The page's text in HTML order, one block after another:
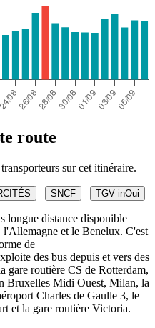
route
sur cet itinéraire.
SNCF TGV inOui
longue distance disponible
l'Allemagne et le Benelux. C'est
de
des bus depuis et vers des
gare routière CS de Rotterdam,
Bruxelles Midi Ouest, Milan, la
Charles de Gaulle 3, le
et la gare routière Victoria.